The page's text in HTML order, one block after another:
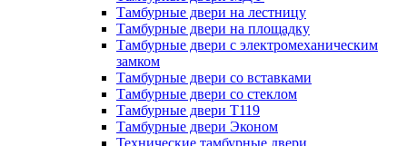
Тамбурные двери на лестницу
Тамбурные двери на площадку
Тамбурные двери с электромеханическим
замком
Тамбурные двери со вставками
Тамбурные двери со стеклом
Тамбурные двери Т119
Тамбурные двери Эконом
Технические тамбурные двери